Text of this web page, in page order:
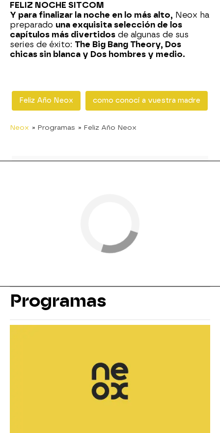
FELIZ NOCHE SITCOM
Y para finalizar la noche en lo más alto, Neox ha
preparado una exquisita selección de los
capítulos más divertidos de algunas de sus
series de éxito: The Big Bang Theory, Dos
chicas sin blanca y Dos hombres y medio.
Feliz Año Neox como conocí a vuestra madre
Neox » Programas » Feliz Año Neox
Programas